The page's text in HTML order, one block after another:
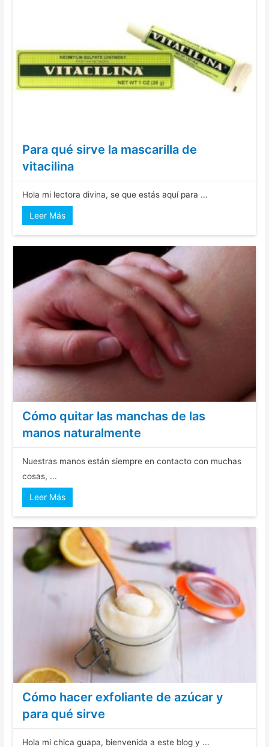
Para qué sirve la mascarilla de
vitacilina
Hola mi lectora divina, se que estás aquí para ...
Leer Más
Cómo quitar las manchas de las
manos naturalmente
Nuestras manos están siempre en contacto con muchas
cosas, ...
Leer Más
Cómo hacer exfoliante de azúcar y
para qué sirve
Hola mi chica guapa, bienvenida a este blog y ...